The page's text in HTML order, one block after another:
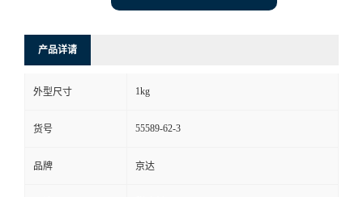
产品详请
外型尺寸 1kg
货号 55589-62-3
品牌 京达